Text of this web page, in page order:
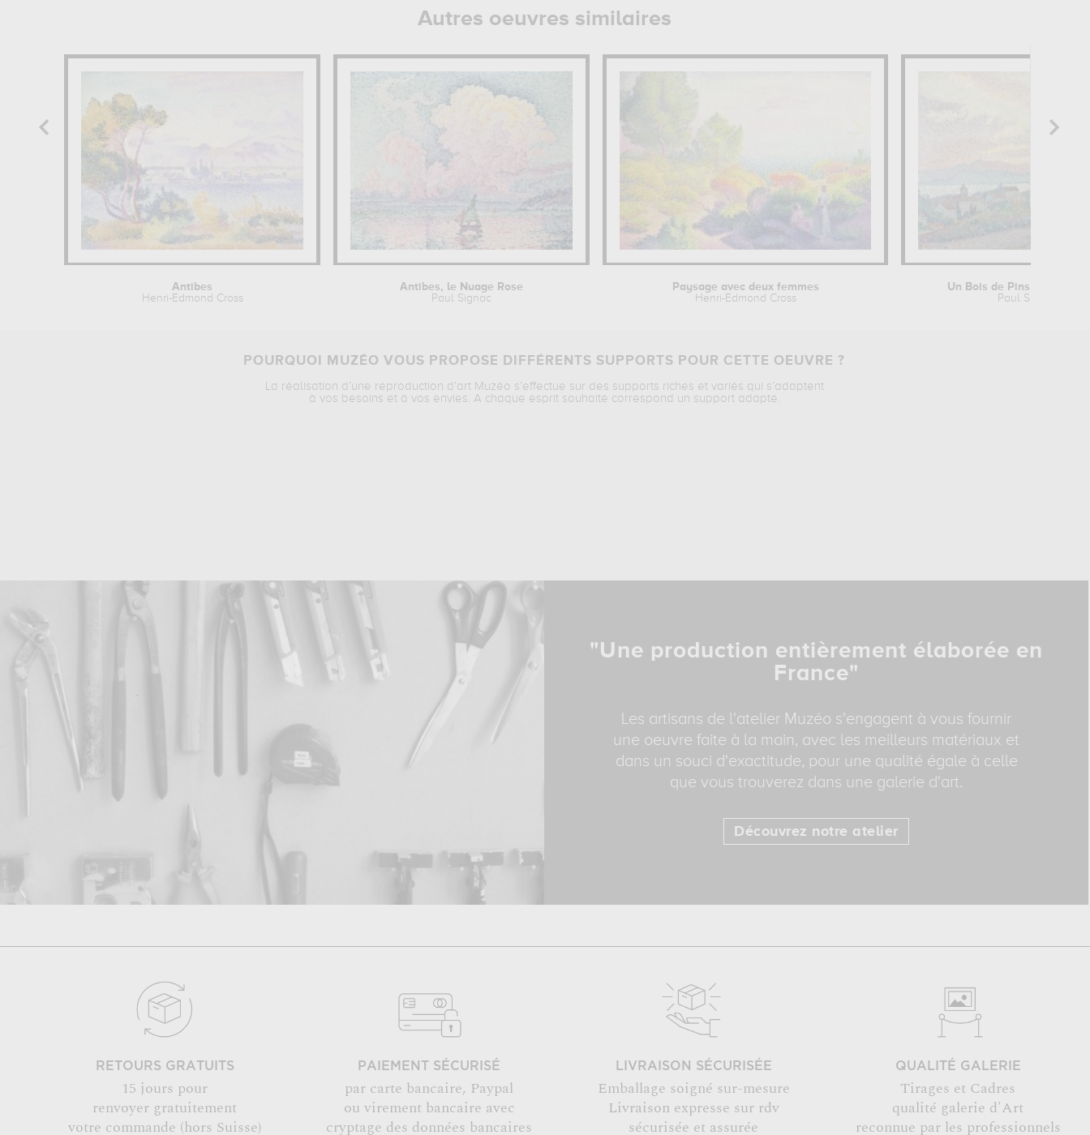
Autres oeuvres similaires
Antibes
Henri-Edmond Cross
Antibes, le Nuage Rose
Paul Signac
Paysage avec deux femmes
Henri-Edmond Cross
Un Bois de Pins à Saint-
Paul Signac
POURQUOI MUZÉO VOUS PROPOSE DIFFÉRENTS SUPPORTS POUR CETTE OEUVRE ?
La réalisation d’une reproduction d’art Muzéo s’effectue sur des supports riches et variés qui s’adaptent
à vos besoins et à vos envies. A chaque esprit souhaité correspond un support adapté.
"Une production entièrement élaborée en
France"
Les artisans de l'atelier Muzéo s'engagent à vous fournir
une oeuvre faite à la main, avec les meilleurs matériaux et
dans un souci d'exactitude, pour une qualité égale à celle
que vous trouverez dans une galerie d'art.
Découvrez notre atelier
RETOURS GRATUITS
15 jours pour
renvoyer gratuitement
votre commande (hors Suisse)
PAIEMENT SÉCURISÉ
par carte bancaire, Paypal
ou virement bancaire avec
cryptage des données bancaires
LIVRAISON SÉCURISÉE
Emballage soigné sur-mesure
Livraison expresse sur rdv
sécurisée et assurée
QUALITÉ GALERIE
Tirages et Cadres
qualité galerie d'Art
reconnue par les professionnels